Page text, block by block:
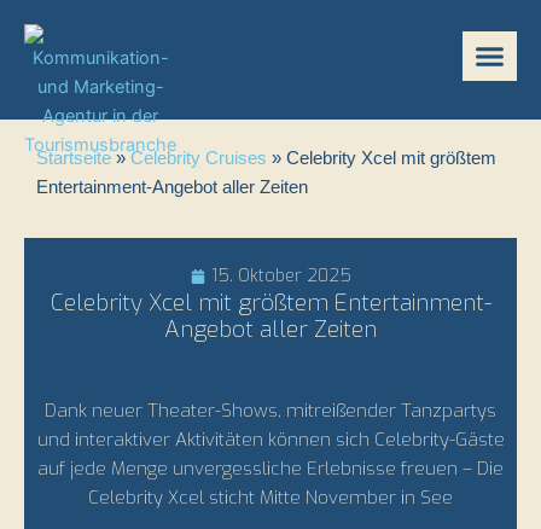
Inhalt
springen
Startseite»Celebrity Cruises » Celebrity Xcel mit größtem
Entertainment-Angebot aller Zeiten
15. Oktober 2025
Celebrity Xcel mit größtem Entertainment-
Angebot aller Zeiten
Dank neuer Theater-Shows, mitreißender Tanzpartys
und interaktiver Aktivitäten können sich Celebrity-Gäste
auf jede Menge unvergessliche Erlebnisse freuen – Die
Celebrity Xcel sticht Mitte November in See